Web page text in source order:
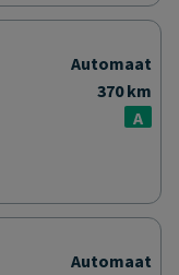
Automaat
370 km
A
Automaat